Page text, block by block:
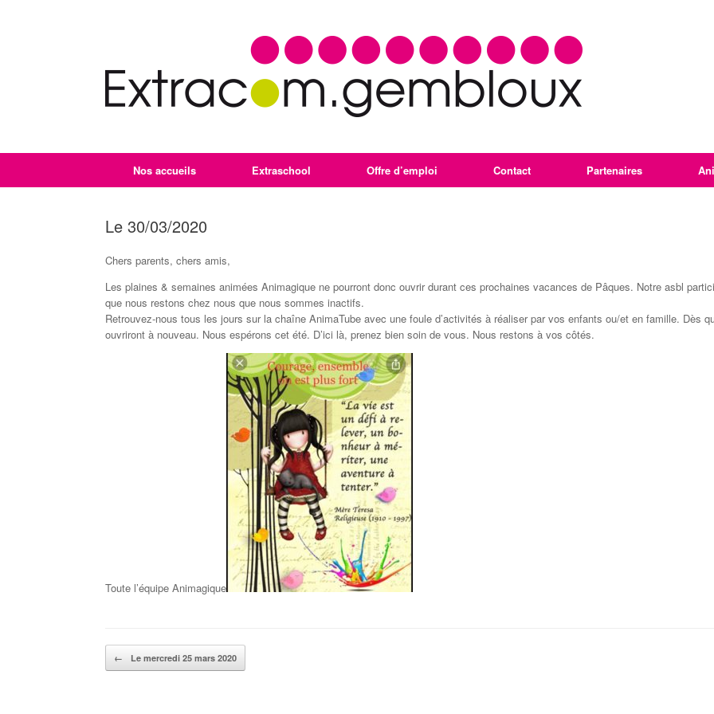
Nos accueils Extraschool Offre d’emploi Contact Partenaires
Le 30/03/2020
Chers parents, chers amis,
Les plaines & semaines animées Animagique ne pourront donc ouvrir durant ces prochaines vacances de Pâques. Notre asbl
que nous restons chez nous que nous sommes inactifs.
Retrouvez-nous tous les jours sur la chaîne AnimaTube avec une foule d’activités à réaliser par vos enfants ou/et en famille. Dès
ouvriront à nouveau. Nous espérons cet été. D’ici là, prenez bien soin de vous. Nous restons à vos côtés.
Toute l’équipe Animagique
Post navigation
← Le mercredi 25 mars 2020